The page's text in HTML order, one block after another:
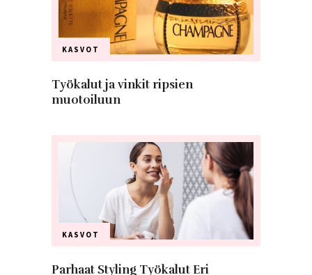
KASVOT
Työkalut ja vinkit ripsien
muotoiluun
KASVOT
Parhaat Styling Työkalut Eri